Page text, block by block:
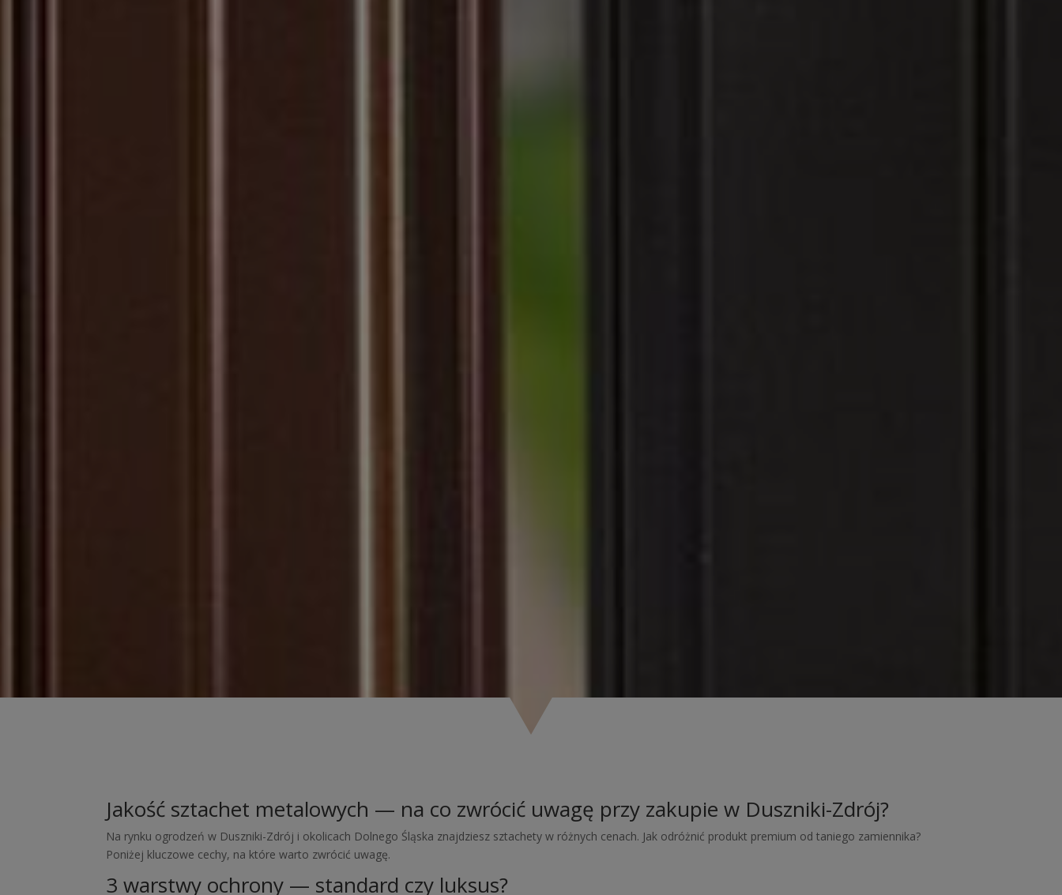
Jakość sztachet metalowych — na co zwrócić uwagę przy zakupie w Duszniki-Zdrój?
Na rynku ogrodzeń w Duszniki-Zdrój i okolicach Dolnego Śląska znajdziesz sztachety w różnych cenach. Jak odróżnić produkt premium od taniego zamiennika?
Poniżej kluczowe cechy, na które warto zwrócić uwagę.
3 warstwy ochrony — standard czy luksus?